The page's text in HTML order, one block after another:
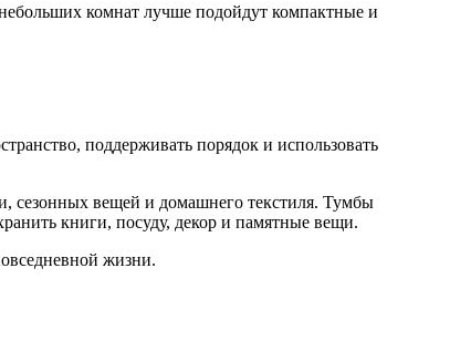
комнат лучше подойдут компактные и
поддерживать порядок и использовать
сезонных вещей и домашнего текстиля. Тумбы
книги, посуду, декор и памятные вещи.
жизни.